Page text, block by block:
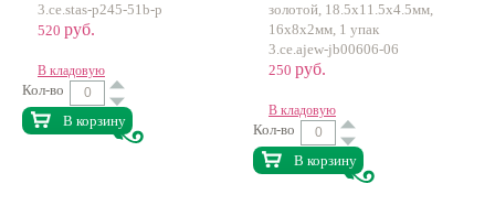
3.ce.stas-p245-51b-p
520 руб.
В кладовую
Кол-во
В корзину
золотой, 18.5х11.5х4.5мм,
16х8х2мм, 1 упак
3.ce.ajew-jb00606-06
250 руб.
В кладовую
Кол-во
В корзину